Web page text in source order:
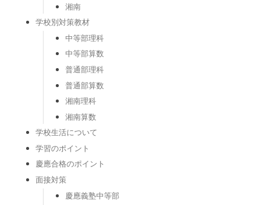
湘南
学校別対策教材
中等部理科
中等部算数
普通部理科
普通部算数
湘南理科
湘南算数
学校生活について
学習のポイント
慶應合格のポイント
面接対策
慶應義塾中等部